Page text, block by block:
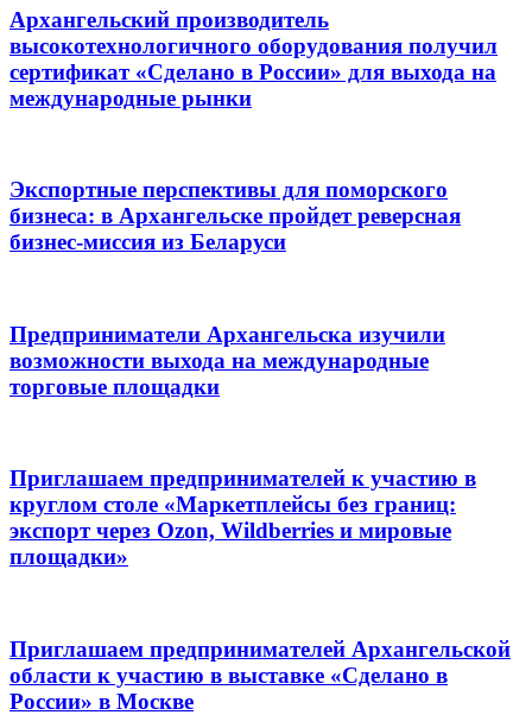
Архангельский производитель
высокотехнологичного оборудования получил
сертификат «Сделано в России» для выхода на
международные рынки
Экспортные перспективы для поморского
бизнеса: в Архангельске пройдет реверсная
бизнес-миссия из Беларуси
Предприниматели Архангельска изучили
возможности выхода на международные
торговые площадки
Приглашаем предпринимателей к участию в
круглом столе «Маркетплейсы без границ:
экспорт через Ozon, Wildberries и мировые
площадки»
Приглашаем предпринимателей Архангельской
области к участию в выставке «Сделано в
России» в Москве